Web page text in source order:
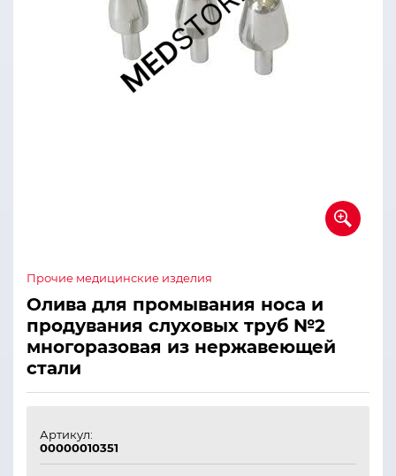
Прочие медицинские изделия
Олива для промывания носа и
продувания слуховых труб №2
многоразовая из нержавеющей
стали
Артикул:
00000010351